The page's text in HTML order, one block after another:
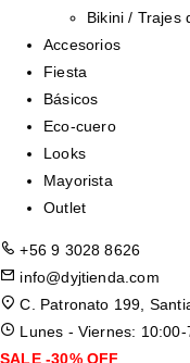
Bikini / Trajes
Accesorios
Fiesta
Básicos
Eco-cuero
Looks
Mayorista
Outlet
+56 9 3028 8626
info@dyjtienda.com
C. Patronato 199,
Lunes - Viernes:
SALE -30% OFF